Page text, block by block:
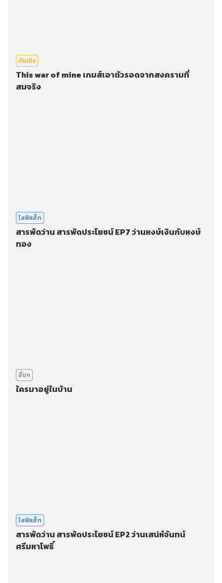
บันเทิง
This war of mine เกมส์เอาตัวรอดจากสงครามที่
สมจริง
ไลฟ์แฮ็ก
สารพัดว่าน สารพัดประโยชน์ EP7 ว่านหงษ์เงินกับหงษ์
ทอง
อื่นๆ
ใครมาอยู่ในบ้าน
ไลฟ์แฮ็ก
สารพัดว่าน สารพัดประโยชน์ EP2 ว่านเสน่ห์จันทน์
ศรีมหาโพธิ์